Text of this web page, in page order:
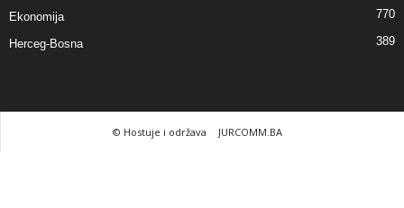
Ekonomija 770
Herceg-Bosna 389
© Hostuje i održava JURCOMM.BA